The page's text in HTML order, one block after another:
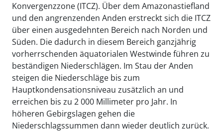
Konvergenzzone (ITCZ). Über dem Amazonastiefland
und den angrenzenden Anden erstreckt sich die ITCZ
über einen ausgedehnten Bereich nach Norden und
Süden. Die dadurch in diesem Bereich ganzjährig
vorherrschenden äquatorialen Westwinde führen zu
beständigen Niederschlägen. Im Stau der Anden
steigen die Niederschläge bis zum
Hauptkondensationsniveau zusätzlich an und
erreichen bis zu 2 000 Millimeter pro Jahr. In
höheren Gebirgslagen gehen die
Niederschlagssummen dann wieder deutlich zurück.